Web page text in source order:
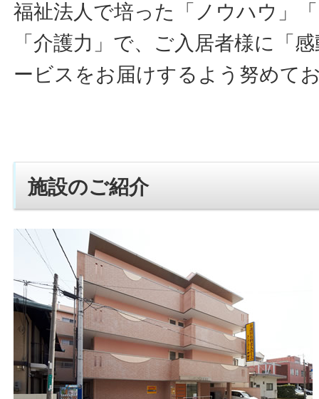
福祉法人で培った「ノウハウ」
「介護力」で、ご入居者様に「
ービスをお届けするよう努めて
施設のご紹介